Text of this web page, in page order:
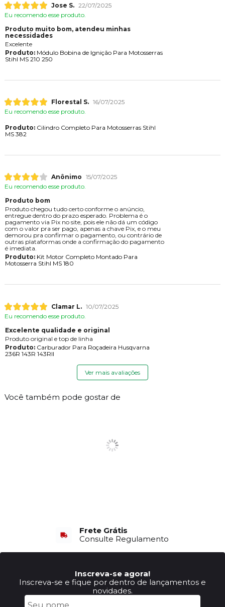
Jose S. 22/07/2025
Eu recomendo esse produto.
Produto muito bom, atendeu minhas
necessidades
Excelente
Produto:Módulo Bobina de Ignição Para Motosserras
Stihl MS 210 250
Florestal S. 16/07/2025
Eu recomendo esse produto.
Produto:Cilindro Completo Para Motosserras Stihl
MS 382
Anônimo 15/07/2025
Eu recomendo esse produto.
Produto bom
Produto chegou tudo certo conforme o anúncio,
entregue dentro do prazo esperado. Problema é o
pagamento via Pix no site, pois ele não dá um código
com o valor pra ser pago, apenas a chave Pix, e o meu
demorou pra confirmar o pagamento, ou contrário de
outras plataformas onde a confirmação do pagamento
é imediata.
Produto:Kit Motor Completo Montado Para
Motosserra Stihl MS 180
Clamar L. 10/07/2025
Eu recomendo esse produto.
Excelente qualidade e original
Produto original e top de linha
Produto:Carburador Para Roçadeira Husqvarna
236R 143R 143RII
Ver mais avaliações
Você também pode gostar de
Frete Grátis
Consulte Regulamento
Inscreva-se agora!
Inscreva-se e fique por dentro de lançamentos e
novidades.